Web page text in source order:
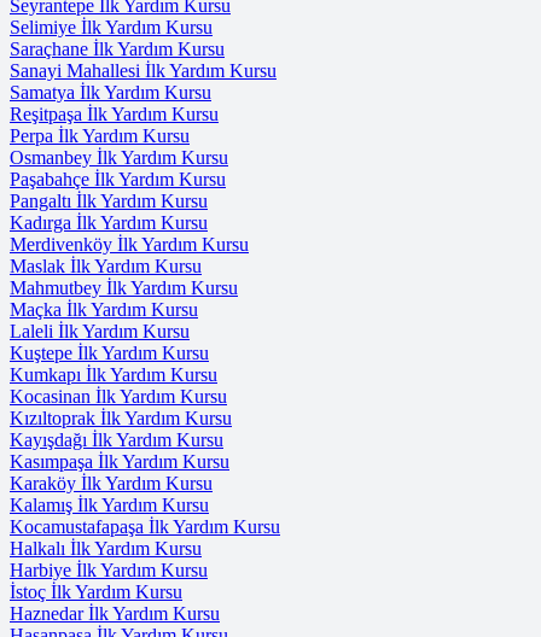
Seyrantepe İlk Yardım Kursu
Selimiye İlk Yardım Kursu
Saraçhane İlk Yardım Kursu
Sanayi Mahallesi İlk Yardım Kursu
Samatya İlk Yardım Kursu
Reşitpaşa İlk Yardım Kursu
Perpa İlk Yardım Kursu
Osmanbey İlk Yardım Kursu
Paşabahçe İlk Yardım Kursu
Pangaltı İlk Yardım Kursu
Kadırga İlk Yardım Kursu
Merdivenköy İlk Yardım Kursu
Maslak İlk Yardım Kursu
Mahmutbey İlk Yardım Kursu
Maçka İlk Yardım Kursu
Laleli İlk Yardım Kursu
Kuştepe İlk Yardım Kursu
Kumkapı İlk Yardım Kursu
Kocasinan İlk Yardım Kursu
Kızıltoprak İlk Yardım Kursu
Kayışdağı İlk Yardım Kursu
Kasımpaşa İlk Yardım Kursu
Karaköy İlk Yardım Kursu
Kalamış İlk Yardım Kursu
Kocamustafapaşa İlk Yardım Kursu
Halkalı İlk Yardım Kursu
Harbiye İlk Yardım Kursu
İstoç İlk Yardım Kursu
Haznedar İlk Yardım Kursu